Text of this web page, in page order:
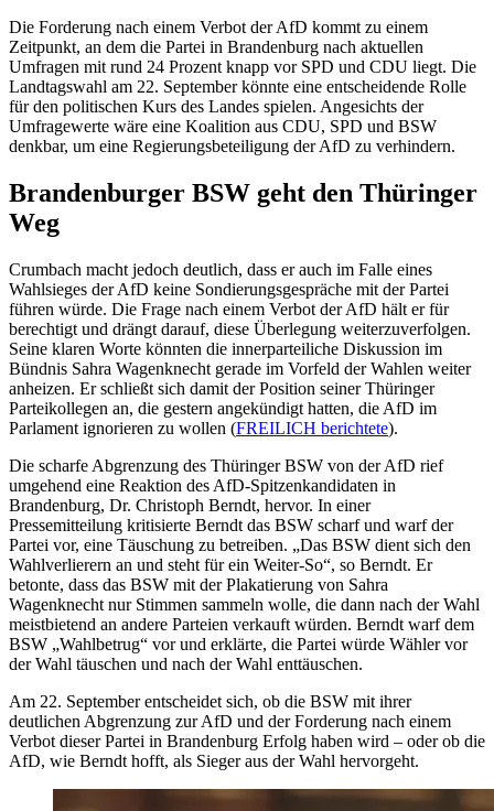
Die Forderung nach einem Verbot der AfD kommt zu einem
Zeitpunkt, an dem die Partei in Brandenburg nach aktuellen
Umfragen mit rund 24 Prozent knapp vor SPD und CDU liegt. Die
Landtagswahl am 22. September könnte eine entscheidende Rolle
für den politischen Kurs des Landes spielen. Angesichts der
Umfragewerte wäre eine Koalition aus CDU, SPD und BSW
denkbar, um eine Regierungsbeteiligung der AfD zu verhindern.
Brandenburger BSW geht den Thüringer
Weg
Crumbach macht jedoch deutlich, dass er auch im Falle eines
Wahlsieges der AfD keine Sondierungsgespräche mit der Partei
führen würde. Die Frage nach einem Verbot der AfD hält er für
berechtigt und drängt darauf, diese Überlegung weiterzuverfolgen.
Seine klaren Worte könnten die innerparteiliche Diskussion im
Bündnis Sahra Wagenknecht gerade im Vorfeld der Wahlen weiter
anheizen. Er schließt sich damit der Position seiner Thüringer
Parteikollegen an, die gestern angekündigt hatten, die AfD im
Parlament ignorieren zu wollen (FREILICH berichtete).
Die scharfe Abgrenzung des Thüringer BSW von der AfD rief
umgehend eine Reaktion des AfD-Spitzenkandidaten in
Brandenburg, Dr. Christoph Berndt, hervor. In einer
Pressemitteilung kritisierte Berndt das BSW scharf und warf der
Partei vor, eine Täuschung zu betreiben. „Das BSW dient sich den
Wahlverlierern an und steht für ein Weiter-So“, so Berndt. Er
betonte, dass das BSW mit der Plakatierung von Sahra
Wagenknecht nur Stimmen sammeln wolle, die dann nach der Wahl
meistbietend an andere Parteien verkauft würden. Berndt warf dem
BSW „Wahlbetrug“ vor und erklärte, die Partei würde Wähler vor
der Wahl täuschen und nach der Wahl enttäuschen.
Am 22. September entscheidet sich, ob die BSW mit ihrer
deutlichen Abgrenzung zur AfD und der Forderung nach einem
Verbot dieser Partei in Brandenburg Erfolg haben wird – oder ob die
AfD, wie Berndt hofft, als Sieger aus der Wahl hervorgeht.